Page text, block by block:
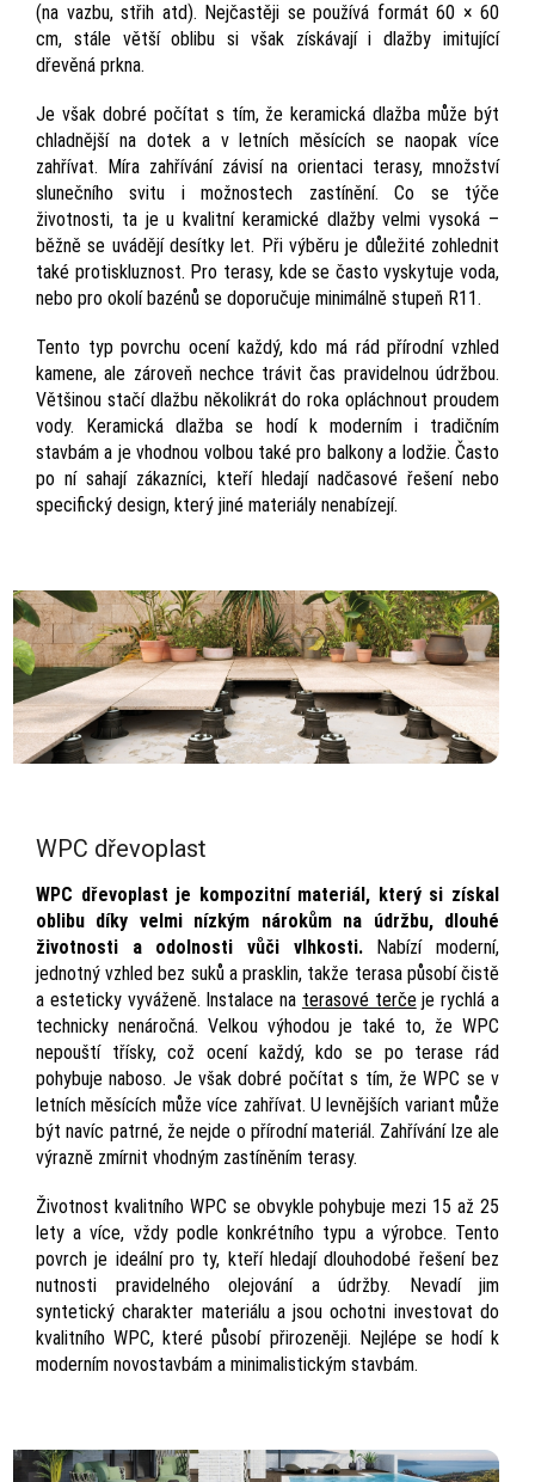
(na vazbu, střih atd). Nejčastěji se používá formát 60 × 60
cm, stále větší oblibu si však získávají i dlažby imitující
dřevěná prkna.
Je však dobré počítat s tím, že keramická dlažba může být
chladnější na dotek a v letních měsících se naopak více
zahřívat. Míra zahřívání závisí na orientaci terasy, množství
slunečního svitu i možnostech zastínění. Co se týče
životnosti, ta je u kvalitní keramické dlažby velmi vysoká –
běžně se uvádějí desítky let. Při výběru je důležité zohlednit
také protiskluznost. Pro terasy, kde se často vyskytuje voda,
nebo pro okolí bazénů se doporučuje minimálně stupeň R11.
Tento typ povrchu ocení každý, kdo má rád přírodní vzhled
kamene, ale zároveň nechce trávit čas pravidelnou údržbou.
Většinou stačí dlažbu několikrát do roka opláchnout proudem
vody. Keramická dlažba se hodí k moderním i tradičním
stavbám a je vhodnou volbou také pro balkony a lodžie. Často
po ní sahají zákazníci, kteří hledají nadčasové řešení nebo
specifický design, který jiné materiály nenabízejí.
WPC dřevoplast
WPC dřevoplast je kompozitní materiál, který si získal
oblibu díky velmi nízkým nárokům na údržbu, dlouhé
životnosti a odolnosti vůči vlhkosti.Nabízí moderní,
jednotný vzhled bez suků a prasklin, takže terasa působí čistě
a esteticky vyváženě. Instalace na terasové terčeje rychlá a
technicky nenáročná. Velkou výhodou je také to, že WPC
nepouští třísky, což ocení každý, kdo se po terase rád
pohybuje naboso. Je však dobré počítat s tím, že WPC se v
letních měsících může více zahřívat. U levnějších variant může
být navíc patrné, že nejde o přírodní materiál. Zahřívání lze ale
výrazně zmírnit vhodným zastíněním terasy.
Životnost kvalitního WPC se obvykle pohybuje mezi 15 až 25
lety a více, vždy podle konkrétního typu a výrobce. Tento
povrch je ideální pro ty, kteří hledají dlouhodobé řešení bez
nutnosti pravidelného olejování a údržby. Nevadí jim
syntetický charakter materiálu a jsou ochotni investovat do
kvalitního WPC, které působí přirozeněji. Nejlépe se hodí k
moderním novostavbám a minimalistickým stavbám.